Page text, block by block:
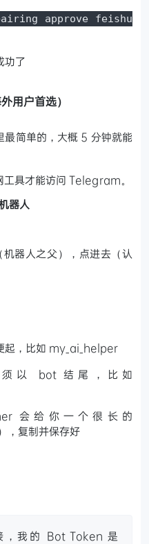
approve feishu
功了
用户首选）
简单的，大概 5 分钟就能
工具才能访问 Telegram。
器人
器人之父），点进去（认
起，比如 my_ai_helper
以 bot 结尾，比如
会给你一个很长的
，复制并保存好
我的 Bot Token 是